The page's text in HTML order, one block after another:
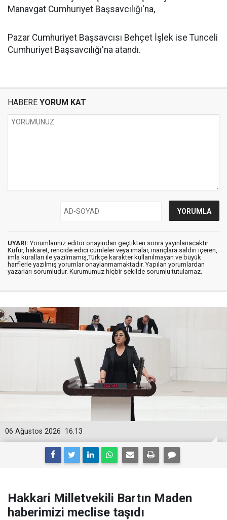
Manavgat Cumhuriyet Başsavcılığı'na,
Pazar Cumhuriyet Başsavcısı Behçet İşlek ise Tunceli
Cumhuriyet Başsavcılığı'na atandı.
HABERE YORUM KAT
UYARI: Yorumlarınız editör onayından geçtikten sonra yayınlanacaktır.
Küfür, hakaret, rencide edici cümleler veya imalar, inançlara saldırı içeren,
imla kuralları ile yazılmamış,Türkçe karakter kullanılmayan ve büyük
harflerle yazılmış yorumlar onaylanmamaktadır. Yapılan yorumlardan
yazarları sorumludur. Kurumumuz hiçbir şekilde sorumlu tutulamaz.
16:13
06 Ağustos 2026
Hakkari Milletvekili Bartın Maden
haberimizi meclise taşıdı